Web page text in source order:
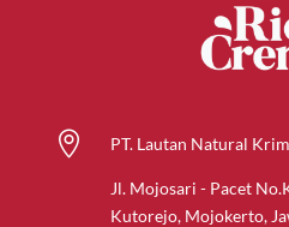
 PT. Lautan Natural
Jl. Mojosari - Pacet
Kutorejo, Mojokerto,